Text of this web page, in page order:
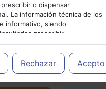
Cancelar
o dispensar
La información técnica de los
informativo, siendo
prescribir
concreto, el tratamiento más
Rechazar Acepto